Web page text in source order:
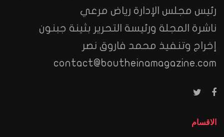
رئيس مجلس الإدارة رياض مرعي
ناشرة المجلة ورئيسة التحرير بثينة جبنون
إخراج وتنفيذ محمد فاروق نصر
contact@boutheinamagazine.com
الاقسام